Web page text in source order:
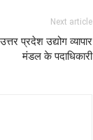
Next article
प्रदेश उद्योग व्यापार
मंडल के पदाधिकारी